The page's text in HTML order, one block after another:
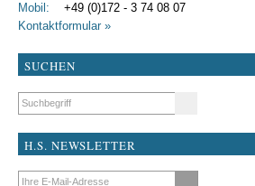
Mobil: +49 (0)172 - 3 74 08 07
Kontaktformular »
SUCHEN
Suchbegriffe
H.S. NEWSLETTER
E-Mail-Adresse